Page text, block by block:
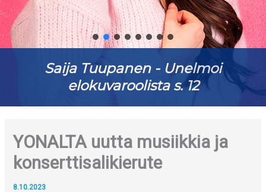
Saija Tuupanen - Unelmoi
elokuvaroolista s. 12
YONALTA uutta musiikkia ja
konserttisalikierute
8.10.2023